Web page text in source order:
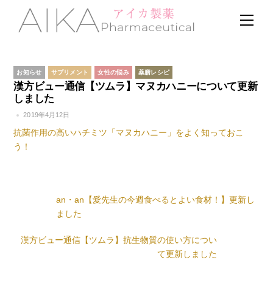
content
お知らせ サプリメント 女性の悩み 薬膳レシピ
漢方ビュー通信【ツムラ】マヌカハニーについて更新
しました
2019年4月12日
抗菌作用の高いハチミツ「マヌカハニー」をよく知っておこ
う！
an・an【愛先生の今週食べるとよい食材！】更新し
ました
漢方ビュー通信【ツムラ】抗生物質の使い方につい
て更新しました